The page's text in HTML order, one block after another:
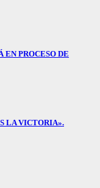
EN PROCESO DE
LA VICTORIA».